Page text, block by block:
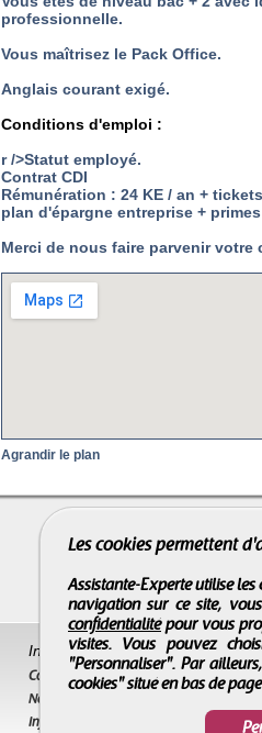
professionnelle.
Vous maîtrisez le Pack Office.
Anglais courant exigé.
Conditions d'emploi :
r />Statut employé.
Contrat CDI
Rémunération : 24 KE / an +
plan d'épargne entreprise +
Merci de nous faire parvenir votre
Agrandir le plan
Informations
Contact
Nos partenaires
Informations légales
Les cookies permettent
Assistante-Experte utilise
navigation sur ce site,
confidentialitépour vous
visites. Vous pouvez
"Personnaliser". Par
cookies" situé en bas de